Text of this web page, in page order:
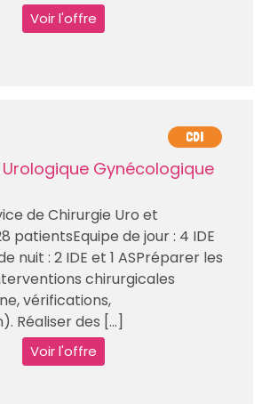
Voir l'offre
CDI
Urologique Gynécologique
de Chirurgie Uro et
patientsEquipe de jour : 4 IDE
nuit : 2 IDE et 1 ASPréparer les
chirurgicales
vérifications,
Réaliser des [...]
Voir l'offre